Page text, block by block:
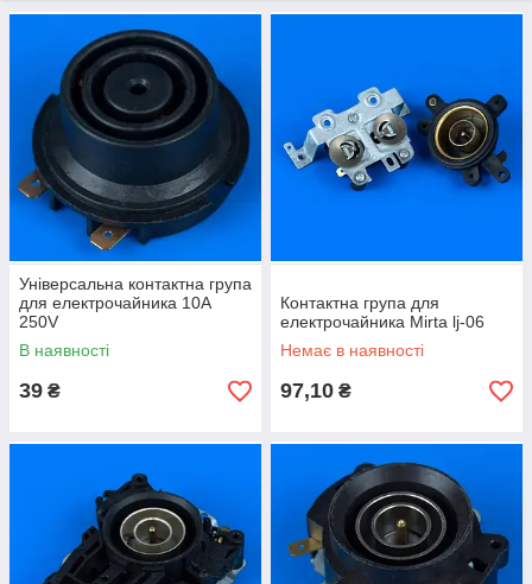
Універсальна контактна група
для електрочайника 10A
250V
В наявності
39 ₴
Контактна група для
електрочайника Mirta lj-06
Немає в наявності
97,10 ₴